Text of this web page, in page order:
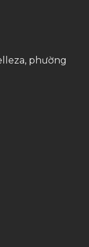
phường